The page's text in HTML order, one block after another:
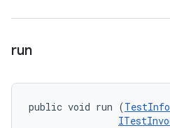
run
public void run (